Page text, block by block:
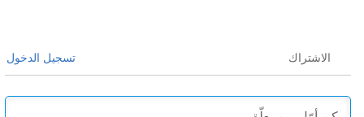
الاشتراك تسجيل الدخول